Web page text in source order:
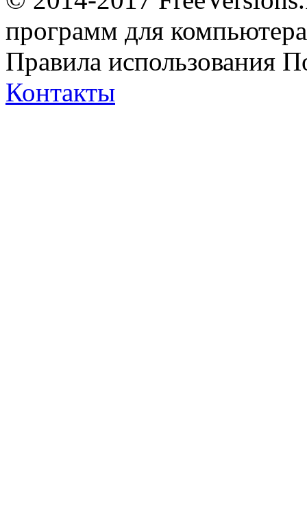
программ для
Правила использования
Контакты